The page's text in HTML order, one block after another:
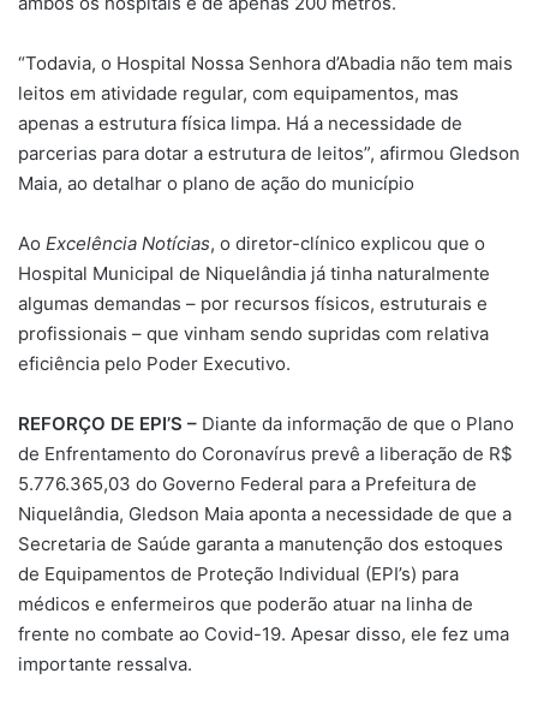
“Todavia, o Hospital Nossa Senhora d’Abadia não tem mais
leitos em atividade regular, com equipamentos, mas
apenas a estrutura física limpa. Há a necessidade de
parcerias para dotar a estrutura de leitos”, afirmou Gledson
Maia, ao detalhar o plano de ação do município
Ao Excelência Notícias, o diretor-clínico explicou que o
Hospital Municipal de Niquelândia já tinha naturalmente
algumas demandas – por recursos físicos, estruturais e
profissionais – que vinham sendo supridas com relativa
eficiência pelo Poder Executivo.
REFORÇO DE EPI’S – Diante da informação de que o Plano
de Enfrentamento do Coronavírus prevê a liberação de R$
5.776.365,03 do Governo Federal para a Prefeitura de
Niquelândia, Gledson Maia aponta a necessidade de que a
Secretaria de Saúde garanta a manutenção dos estoques
de Equipamentos de Proteção Individual (EPI’s) para
médicos e enfermeiros que poderão atuar na linha de
frente no combate ao Covid-19. Apesar disso, ele fez uma
importante ressalva.